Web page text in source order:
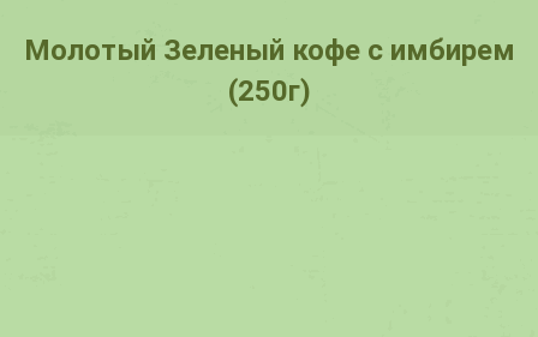
Молотый Зеленый кофе с имбирем
(250г)